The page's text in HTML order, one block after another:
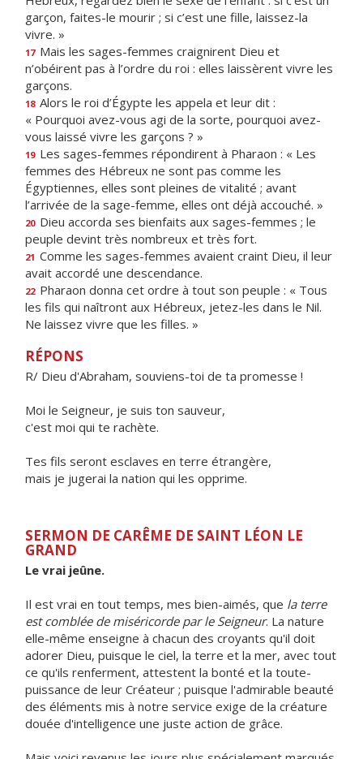
garçon, faites-le mourir ; si c’est une fille, laissez-la
vivre. »
17 Mais les sages-femmes craignirent Dieu et
n’obéirent pas à l’ordre du roi : elles laissèrent vivre les
garçons.
18 Alors le roi d’Égypte les appela et leur dit :
« Pourquoi avez-vous agi de la sorte, pourquoi avez-
vous laissé vivre les garçons ? »
19 Les sages-femmes répondirent à Pharaon : « Les
femmes des Hébreux ne sont pas comme les
Égyptiennes, elles sont pleines de vitalité ; avant
l’arrivée de la sage-femme, elles ont déjà accouché. »
20 Dieu accorda ses bienfaits aux sages-femmes ; le
peuple devint très nombreux et très fort.
21 Comme les sages-femmes avaient craint Dieu, il leur
avait accordé une descendance.
22 Pharaon donna cet ordre à tout son peuple : « Tous
les fils qui naîtront aux Hébreux, jetez-les dans le Nil.
Ne laissez vivre que les filles. »
RÉPONS
R/ Dieu d'Abraham, souviens-toi de ta promesse !
Moi le Seigneur, je suis ton sauveur,
c'est moi qui te rachète.
Tes fils seront esclaves en terre étrangère,
mais je jugerai la nation qui les opprime.
SERMON DE CARÊME DE SAINT LÉON LE
GRAND
Le vrai jeûne.
Il est vrai en tout temps, mes bien-aimés, que la terre
est comblée de miséricorde par le Seigneur. La nature
elle-même enseigne à chacun des croyants qu'il doit
adorer Dieu, puisque le ciel, la terre et la mer, avec tout
ce qu'ils renferment, attestent la bonté et la toute-
puissance de leur Créateur ; puisque l'admirable beauté
des éléments mis à notre service exige de la créature
douée d'intelligence une juste action de grâce.